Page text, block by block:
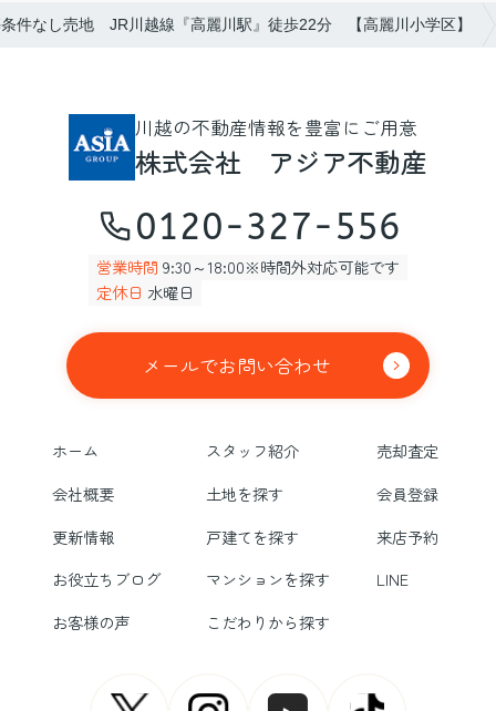
件なし売地 JR川越線『高麗川駅』徒歩22分 【高麗川小学区】
川越の不動産情報を豊富にご用意
株式会社 アジア不動産
0120-327-556
営業時間 9:30～18:00※時間外対応可能です
定休日 水曜日
メールでお問い合わせ
ホーム スタッフ紹介
売却査定
会社概要
土地を探す
会員登録
更新情報
戸建てを探す
来店予約
お役立ちブログ
マンションを探す
LINE
お客様の声
こだわりから探す